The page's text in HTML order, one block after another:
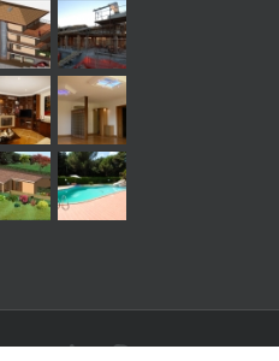
Facebook
TwitterLinkedInSkype